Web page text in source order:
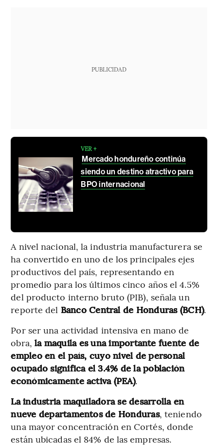
PUBLICIDAD
VER +
Mercado hondureño continúa
siendo un destino atractivo para
BPO internacional
A nivel nacional, la industria manufacturera se
ha convertido en uno de los principales ejes
productivos del país, representando en
promedio para los últimos cinco años el 4.5%
del producto interno bruto (PIB), señala un
reporte del Banco Central de Honduras (BCH).
Por ser una actividad intensiva en mano de
obra, la maquila es una importante fuente de
empleo en el país, cuyo nivel de personal
ocupado significa el 3.4% de la población
económicamente activa (PEA).
La industria maquiladora se desarrolla en
nueve departamentos de Honduras, teniendo
una mayor concentración en Cortés, donde
están ubicadas el 84% de las empresas.